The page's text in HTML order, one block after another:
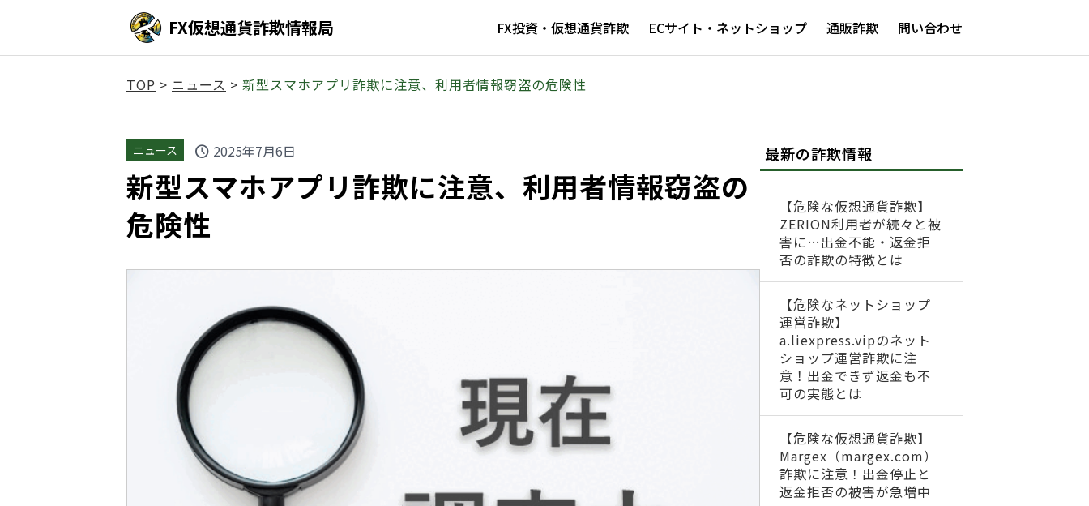
FX仮想通貨詐欺情報局 FX投資・仮想通貨詐欺 ECサイト・ネットショップ 通販詐欺 問い合わせ
TOP > ニュース > 新型スマホアプリ詐欺に注意、利用者情報窃盗の危険性
ニュース schedule 2025年7月6日
新型スマホアプリ詐欺に注意、利用者情報窃盗の
危険性
最新の詐欺情報
【危険な仮想通貨詐欺】
ZERION利用者が続々と被
害に…出金不能・返金拒
否の詐欺の特徴とは
【危険なネットショップ
運営詐欺】
a.liexpress.vipのネット
ショップ運営詐欺に注
意！出金できず返金も不
可の実態とは
【危険な仮想通貨詐欺】
Margex（margex.com）
詐欺に注意！出金停止と
返金拒否の被害が急増中